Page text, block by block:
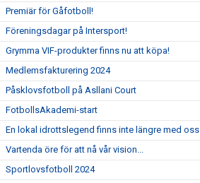
Premiär för Gåfotboll!
Föreningsdagar på Intersport!
Grymma VIF-produkter finns nu att köpa!
Medlemsfakturering 2024
Påsklovsfotboll på Asllani Court
FotbollsAkademi-start
En lokal idrottslegend finns inte längre med oss
Vartenda öre för att nå vår vision...
Sportlovsfotboll 2024